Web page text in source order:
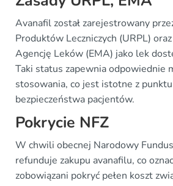
Avanafil został zarejestrowany
Produktów Leczniczych (URPL)
Agencję Leków (EMA) jako lek
Taki status zapewnia odpowiednie
stosowania, co jest istotne z
bezpieczeństwa pacjentów.
Pokrycie NFZ
W chwili obecnej Narodowy
refunduje zakupu avanafilu, co
zobowiązani pokryć pełen koszt